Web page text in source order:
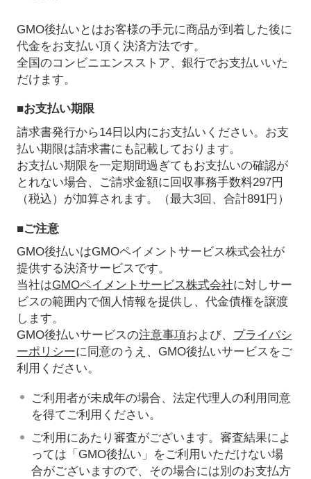
GMO後払いとはお客様の手元に商品が到着した後に
代金をお支払い頂く決済方法です。
全国のコンビニエンスストア、銀行でお支払いいた
だけます。
■お支払い期限
請求書発行から14日以内にお支払いください。お支
払い期限は請求書にも記載しております。
お支払い期限を一定期間過ぎてもお支払いの確認が
とれない場合、ご請求金額に回収事務手数料297円
（税込）が加算されます。（最大3回、合計891円）
■ご注意
GMO後払いはGMOペイメントサービス株式会社が
提供する決済サービスです。
当社はGMOペイメントサービス株式会社に対しサー
ビスの範囲内で個人情報を提供し、代金債権を譲渡
します。
GMO後払いサービスの注意事項および、 プライバシ
ーポリシーに同意のうえ、GMO後払いサービスをご
利用ください。
ご利用者が未成年の場合、法定代理人の利用同意
を得てご利用ください。
ご利用にあたり審査がございます。審査結果によ
っては「GMO後払い」をご利用いただけない場
合がございますので、その場合には別のお支払方